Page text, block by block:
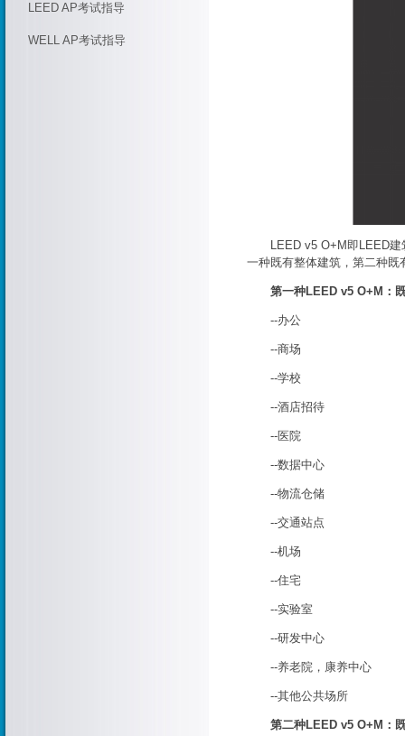
LEED AP考试指导
WELL AP考试指导
LEED v5 O+M即LEED建筑
一种既有整体建筑，第二种既
第一种LEED v5 O+M：
--办公
--商场
--学校
--酒店招待
--医院
--数据中心
--物流仓储
--交通站点
--机场
--住宅
--实验室
--研发中心
--养老院，康养中心
--其他公共场所
第二种LEED v5 O+M：